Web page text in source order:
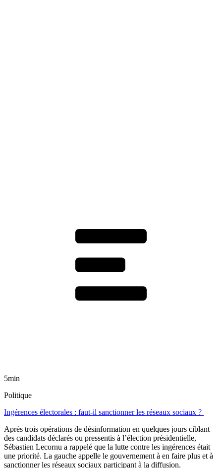
5min
Politique
Ingérences électorales : faut-il sanctionner les réseaux sociaux ?
Après trois opérations de désinformation en quelques jours ciblant
des candidats déclarés ou pressentis à l’élection présidentielle,
Sébastien Lecornu a rappelé que la lutte contre les ingérences était
une priorité. La gauche appelle le gouvernement à en faire plus et à
sanctionner les réseaux sociaux participant à la diffusion.